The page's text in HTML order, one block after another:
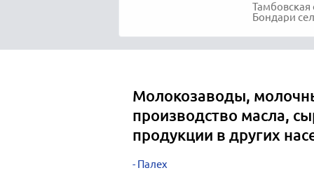
Тамбовская
Бондари
Молокозаводы,
производство масла,
продукции в других
Палех